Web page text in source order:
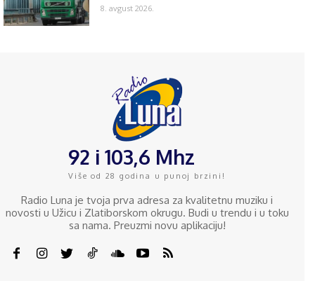
8. avgust 2026.
92 i 103,6 Mhz
Više od 28 godina u punoj brzini!
Radio Luna je tvoja prva adresa za kvalitetnu muziku i
novosti u Užicu i Zlatiborskom okrugu. Budi u trendu i u toku
sa nama. Preuzmi novu aplikaciju!